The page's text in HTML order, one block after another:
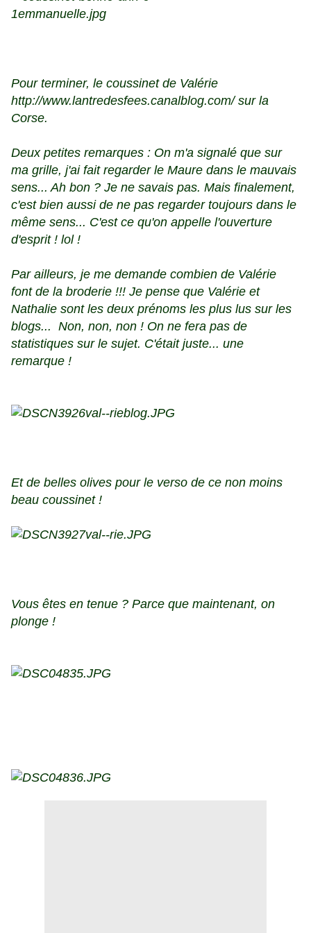
Pour terminer, le coussinet de Valérie
http://www.lantredesfees.canalblog.com/sur la
Corse.
Deux petites remarques : On m'a signalé que sur
ma grille, j'ai fait regarder le Maure dans le mauvais
sens... Ah bon ? Je ne savais pas. Mais finalement,
c'est bien aussi de ne pas regarder toujours dans le
même sens... C'est ce qu'on appelle l'ouverture
d'esprit ! lol !
Par ailleurs, je me demande combien de Valérie
font de la broderie !!! Je pense que Valérie et
Nathalie sont les deux prénoms les plus lus sur les
blogs... Non, non, non ! On ne fera pas de
statistiques sur le sujet. C'était juste... une
remarque !
Et de belles olives pour le verso de ce non moins
beau coussinet !
Vous êtes en tenue ? Parce que maintenant, on
plonge !